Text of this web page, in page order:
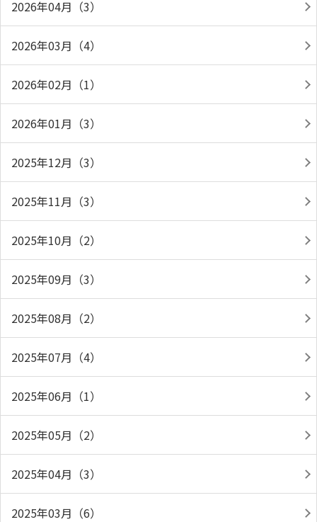
2026年04月（3）
2026年03月（4）
2026年02月（1）
2026年01月（3）
2025年12月（3）
2025年11月（3）
2025年10月（2）
2025年09月（3）
2025年08月（2）
2025年07月（4）
2025年06月（1）
2025年05月（2）
2025年04月（3）
2025年03月（6）